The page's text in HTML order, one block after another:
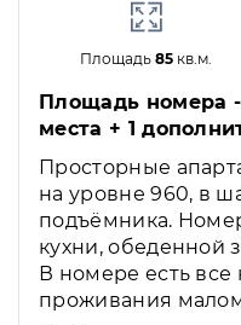
Площадь85 кв.м.
Площадь номера
места + 1
Просторные
на уровне 960, в
подъёмника.
кухни, обеденной
В номере есть
проживания